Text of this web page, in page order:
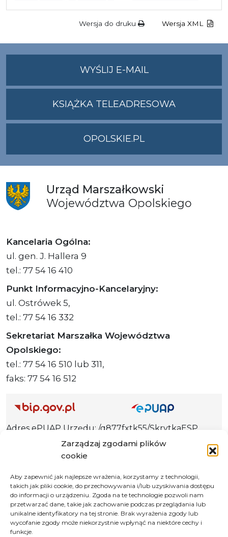
Zarządzaj zgodami plików
cookie
Aby zapewnić jak najlepsze wrażenia, korzystamy z technologii,
takich jak pliki cookie, do przechowywania i/lub uzyskiwania dostępu
do informacji o urządzeniu. Zgoda na te technologie pozwoli nam
przetwarzać dane, takie jak zachowanie podczas przeglądania lub
unikalne identyfikatory na tej stronie. Brak wyrażenia zgody lub
wycofanie zgody może niekorzystnie wpłynąć na niektóre cechy i
funkcje.
Wersja do druku Wersja XML
WYŚLIJ E-MAILNA
ADRES
KSIĄŻKA TELEADRESOWA
OPOLSKIE.PL
Urząd Marszałkowski
Województwa Opolskiego
Kancelaria Ogólna:
ul. gen. J. Hallera 9
tel.: 77 54 16 410
Punkt Informacyjno-Kancelaryjny:
ul. Ostrówek 5,
tel.: 77 54 16 332
Sekretariat Marszałka Województwa
Opolskiego:
tel.: 77 54 16 510 lub 311,
faks: 77 54 16 512
Adres ePUAP Urzędu: /q877fxtk55/SkrytkaESP
Adres do e-Doręczeń
Urzędu: AE:PL-66703-73759-IGTUV-14
Polityka prywatności
Klauzula informacyjna RODO
Deklaracja dostępności